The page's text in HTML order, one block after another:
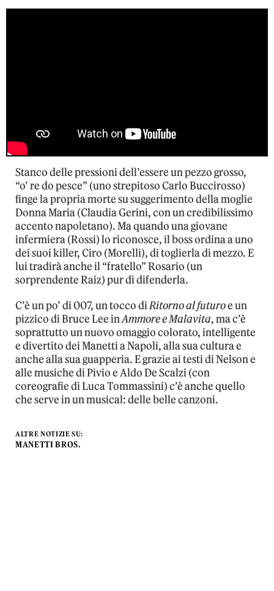
Stanco delle pressioni dell’essere un pezzo grosso,
“o’ re do pesce” (uno strepitoso Carlo Buccirosso)
finge la propria morte su suggerimento della moglie
Donna Maria (Claudia Gerini, con un credibilissimo
accento napoletano). Ma quando una giovane
infermiera (Rossi) lo riconosce, il boss ordina a uno
dei suoi killer, Ciro (Morelli), di toglierla di mezzo. E
lui tradirà anche il “fratello” Rosario (un
sorprendente Raiz) pur di difenderla.
C’è un po’ di 007, un tocco diRitorno al futuroe un
pizzico di Bruce Lee inAmmore e Malavita, ma c’è
soprattutto un nuovo omaggio colorato, intelligente
e divertito dei Manetti a Napoli, alla sua cultura e
anche alla sua guapperia. E grazie ai testi di Nelson e
alle musiche di Pivio e Aldo De Scalzi (con
coreografie di Luca Tommassini) c’è anche quello
che serve in un musical: delle belle canzoni.
ALTRE NOTIZIE SU:
MANETTI BROS.